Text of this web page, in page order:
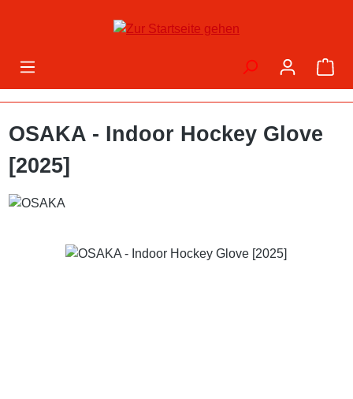
Zum Hauptinhalt springen
OSAKA - Indoor Hockey Glove
[2025]
Bildergalerie überspringen